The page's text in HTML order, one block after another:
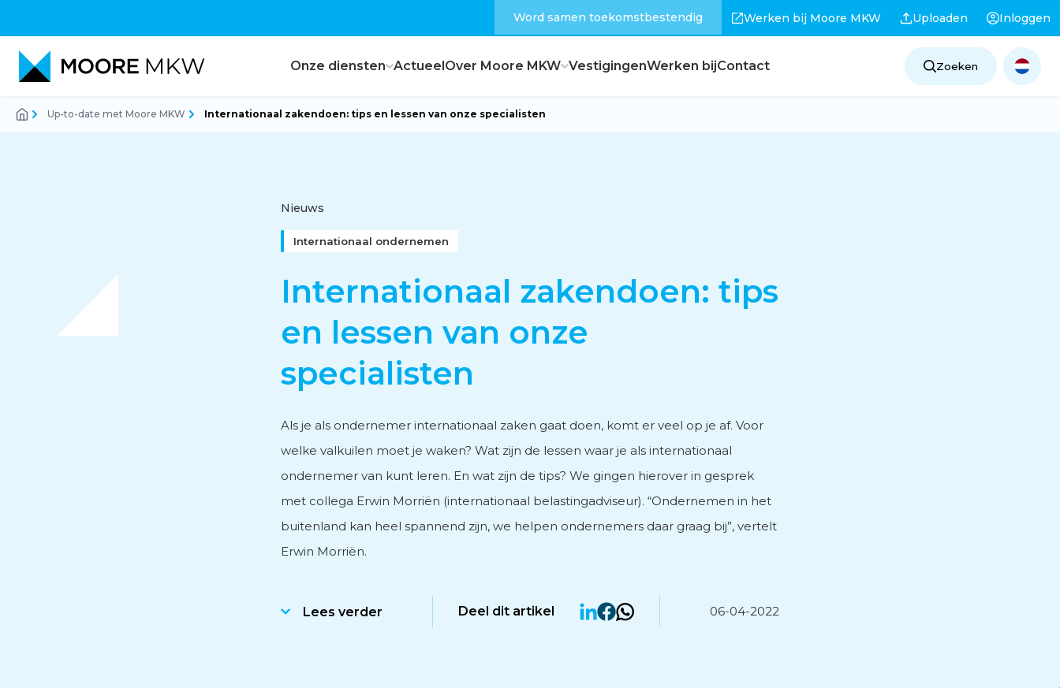
Word samen toekomstbestendig Werken bij Moore MKW Uploaden Inloggen
Onze diensten
Corporate finance
Personeels- en salarisadvies
Subsidieadvies
Internationaal ondernemen
ActueelOver Moore MKW
Feiten en cijfers
VestigingenWerken bijContact Zoeken
Up-to-date met Moore MKW Internationaal zakendoen: tips en lessen van onze specialisten
Nieuws
Internationaal ondernemen
Internationaal zakendoen: tips
en lessen van onze
specialisten
Als je als ondernemer internationaal zaken gaat doen, komt er veel op je af. Voor
welke valkuilen moet je waken? Wat zijn de lessen waar je als internationaal
ondernemer van kunt leren. En wat zijn de tips? We gingen hierover in gesprek
met collega Erwin Morriën (internationaal belastingadviseur). “Ondernemen in het
buitenland kan heel spannend zijn, we helpen ondernemers daar graag bij”, vertelt
Erwin Morriën.
Lees verder Deel dit artikel 06-04-2022